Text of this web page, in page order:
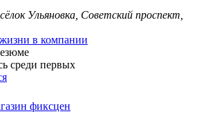
Ульяновка, Советский проспект,
в компании
среди первых
фиксцен